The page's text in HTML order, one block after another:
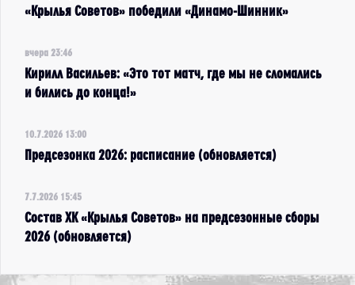
«Крылья Советов» победили «Динамо-Шинник»
вчера 23:46
Кирилл Васильев: «Это тот матч, где мы не сломались
и бились до конца!»
10.7.2026 13:00
Предсезонка 2026: расписание (обновляется)
7.7.2026 15:45
Состав ХК «Крылья Советов» на предсезонные сборы
2026 (обновляется)